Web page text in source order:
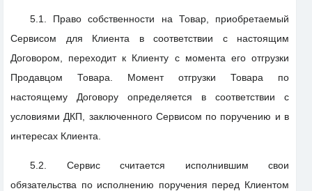
5.1. Право собственности на Товар, приобретаемый
Сервисом для Клиента в соответствии с настоящим
Договором, переходит к Клиенту с момента его отгрузки
Продавцом Товара. Момент отгрузки Товара по
настоящему Договору определяется в соответствии с
условиями ДКП, заключенного Сервисом по поручению и в
интересах Клиента.
5.2. Сервис считается исполнившим свои
обязательства по исполнению поручения перед Клиентом